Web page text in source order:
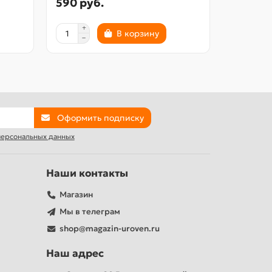
В корзину
Оформить подписку
данных
Наши контакты
Магазин
Мы в телеграм
shop@magazin-uroven.ru
Наш адрес